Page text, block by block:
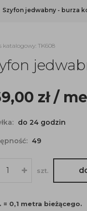
Szyfon jedwabny - burza
katalogowy: TK608
zł/
do 24 godzin
49
szt.
= 0,1 metra bieżącego.